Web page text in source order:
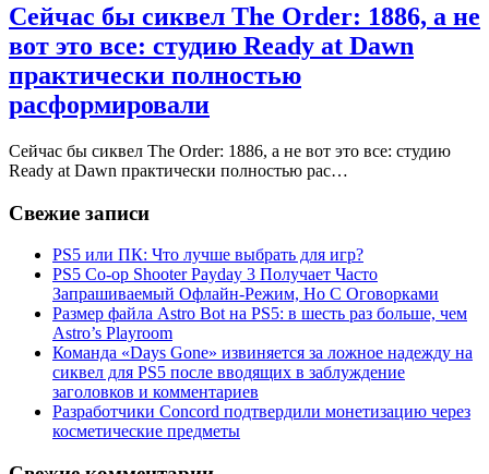
Сейчас бы сиквел The Order: 1886, а не
вот это все: студию Ready at Dawn
практически полностью
расформировали
Сейчас бы сиквел The Order: 1886, а не вот это все: студию
Ready at Dawn практически полностью рас…
Свежие записи
PS5 или ПК: Что лучше выбрать для игр?
PS5 Co-op Shooter Payday 3 Получает Часто
Запрашиваемый Офлайн-Режим, Но С Оговорками
Размер файла Astro Bot на PS5: в шесть раз больше, чем
Astro’s Playroom
Команда «Days Gone» извиняется за ложное надежду на
сиквел для PS5 после вводящих в заблуждение
заголовков и комментариев
Разработчики Concord подтвердили монетизацию через
косметические предметы